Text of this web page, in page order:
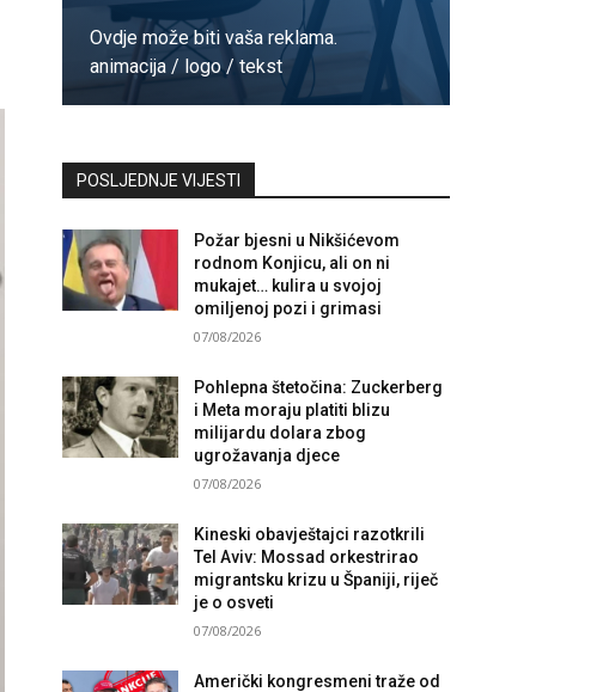
Ovdje može biti vaša reklama.
animacija / logo / tekst
POSLJEDNJE VIJESTI
Požar bjesni u Nikšićevom
rodnom Konjicu, ali on ni
mukajet… kulira u svojoj
omiljenoj pozi i grimasi
07/08/2026
Pohlepna štetočina: Zuckerberg
i Meta moraju platiti blizu
milijardu dolara zbog
ugrožavanja djece
07/08/2026
Kineski obavještajci razotkrili
Tel Aviv: Mossad orkestrirao
migrantsku krizu u Španiji, riječ
je o osveti
07/08/2026
Američki kongresmeni traže od